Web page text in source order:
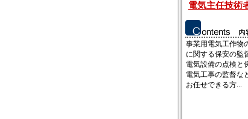
電気主任技術
事業用電気工作物
に関する保安の監
電気設備の点検と
電気工事の監督な
お任せできる方...